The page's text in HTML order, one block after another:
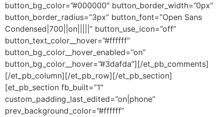
button_bg_color=”#000000″ button_border_width=”0px”
button_border_radius=”3px” button_font=”Open Sans
Condensed|700||on|||||” button_use_icon=”off”
button_text_color__hover=”#ffffff”
button_bg_color__hover_enabled=”on”
button_bg_color__hover=”#3dafda”][/et_pb_comments]
[/et_pb_column][/et_pb_row][/et_pb_section]
[et_pb_section fb_built=”1″
custom_padding_last_edited=”on|phone”
prev_background_color=”#ffffff”